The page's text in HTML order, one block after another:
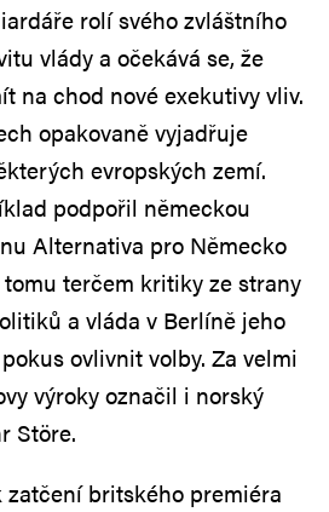
rolí svého zvláštního
vlády a očekává se, že
na chod nové exekutivy vliv.
opakovaně vyjadřuje
evropských zemí.
podpořil německou
Alternativa pro Německo
terčem kritiky ze strany
a vláda v Berlíně jeho
ovlivnit volby. Za velmi
výroky označil i norský
Störe.
zatčení britského premiéra